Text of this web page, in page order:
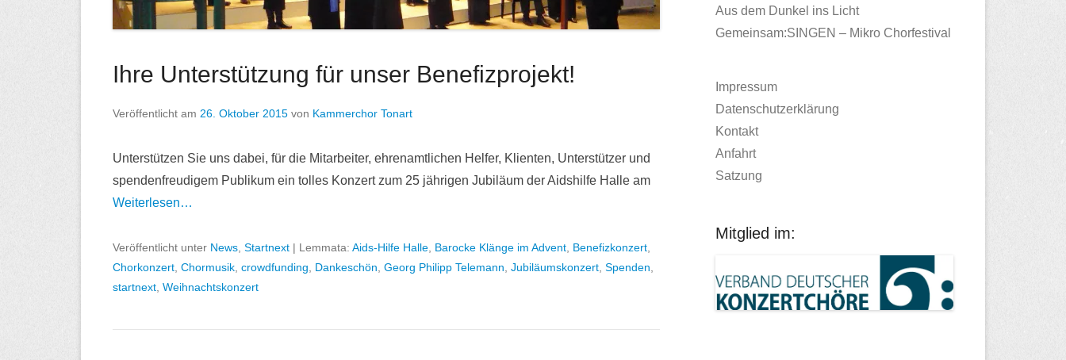
Ihre Unterstützung für unser Benefizprojekt!
Veröffentlicht am 26. Oktober 2015 von Kammerchor Tonart
Unterstützen Sie uns dabei, für die Mitarbeiter, ehrenamtlichen Helfer, Klienten, Unterstützer und
spendenfreudigem Publikum ein tolles Konzert zum 25 jährigen Jubiläum der Aidshilfe Halle am
Weiterlesen…
Veröffentlicht unter News Startnext | Lemmata: Aids-Hilfe Halle Barocke Klänge im Advent Benefizkonzert
Chorkonzert Chormusik crowdfunding Dankeschön Georg Philipp Telemann Jubiläumskonzert Spenden
startnext Weihnachtskonzert
Aus dem Dunkel ins Licht
Gemeinsam:SINGEN – Mikro Chorfestival
Impressum
Datenschutzerklärung
Kontakt
Anfahrt
Satzung
Mitglied im: